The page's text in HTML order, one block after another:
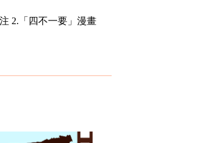
2.「四不一要」漫畫